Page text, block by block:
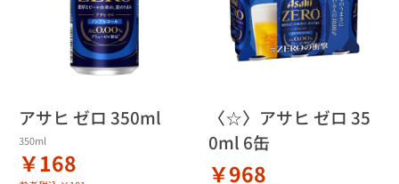
アサヒ ゼロ 350ml
350ml
￥168
〈☆〉アサヒ ゼロ 35
0ml 6缶
￥968